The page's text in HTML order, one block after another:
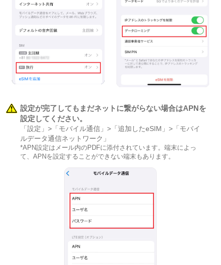
設定が完了してもまだネットに繋がらない場合はAPNを
設定してください。
「設定」>「モバイル通信」>「追加したeSIM」>「モバイ
ルデータ通信ネットワーク」
*APN設定はメール内のPDFに添付されています。端末によっ
て、APNを設定することができない端末もあります。